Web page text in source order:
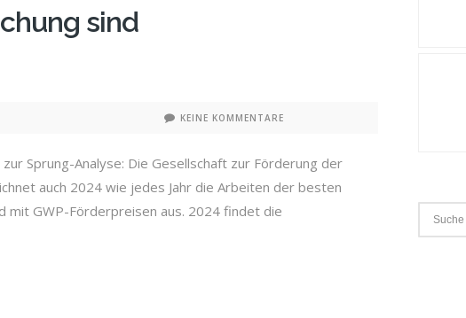
sind
KEINE KOMMENTARE
Sprung-Analyse: Die Gesellschaft zur Förderung der
auch 2024 wie jedes Jahr die Arbeiten der besten
mit GWP-Förderpreisen aus. 2024 findet die